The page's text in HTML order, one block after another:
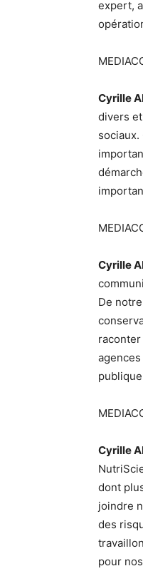
expert,
Cyrille
divers
Cyrille
De
Cyrille
dont
joindre
des
pour